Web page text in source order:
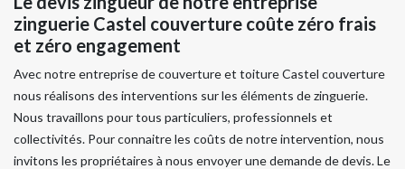
zinguerie Castel couverture coûte zéro frais
et zéro engagement
Avec notre entreprise de couverture et toiture Castel couverture
nous réalisons des interventions sur les éléments de zinguerie.
Nous travaillons pour tous particuliers, professionnels et
collectivités. Pour connaitre les coûts de notre intervention, nous
invitons les propriétaires à nous envoyer une demande de devis. Le